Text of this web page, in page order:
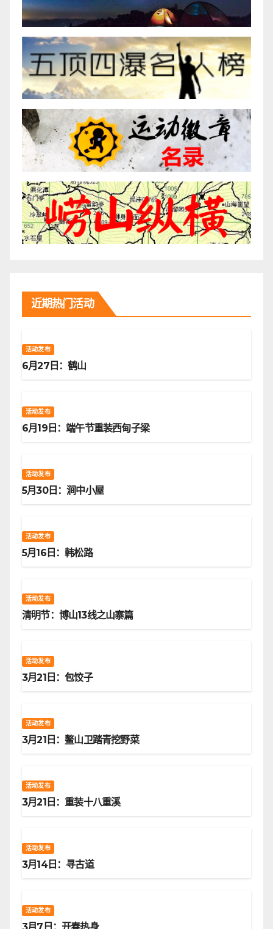
近期热门活动
活动发布
6月27日：鹤山
活动发布
6月19日：端午节重装西甸子梁
活动发布
5月30日：涧中小屋
活动发布
5月16日：韩松路
活动发布
清明节：博山13线之山寨篇
活动发布
3月21日：包饺子
活动发布
3月21日：鳌山卫踏青挖野菜
活动发布
3月21日：重装十八重溪
活动发布
3月14日：寻古道
活动发布